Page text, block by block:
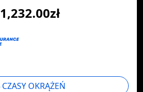
1,232.00zł
CZASY OKRĄŻEŃ